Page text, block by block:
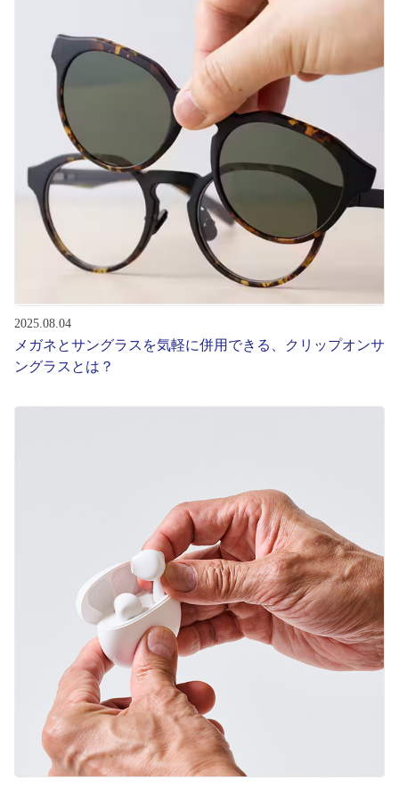
アフターサービス
会社情報
会社概要
パリミキについて
お問い合わせ
English
2025.08.04
メガネとサングラスを気軽に併用できる、クリップオンサ
ングラスとは？